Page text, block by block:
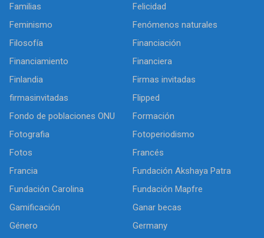
Familias
Felicidad
Feminismo
Fenómenos naturales
Filosofía
Financiación
Financiamiento
Financiera
Finlandia
Firmas invitadas
firmasinvitadas
Flipped
Fondo de poblaciones ONU
Formación
Fotografia
Fotoperiodismo
Fotos
Francés
Francia
Fundación Akshaya Patra
Fundación Carolina
Fundación Mapfre
Gamificación
Ganar becas
Género
Germany